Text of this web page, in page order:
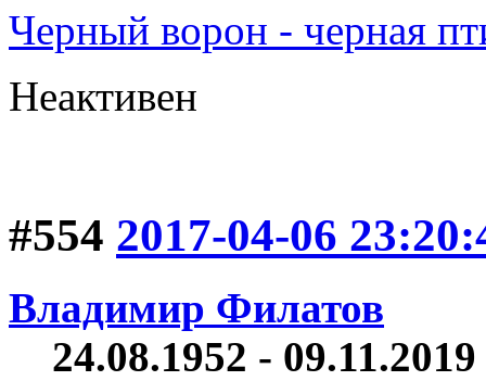
Черный ворон - черная
Неактивен
#554 2017-04-06
Владимир Филатов
24.08.1952 -